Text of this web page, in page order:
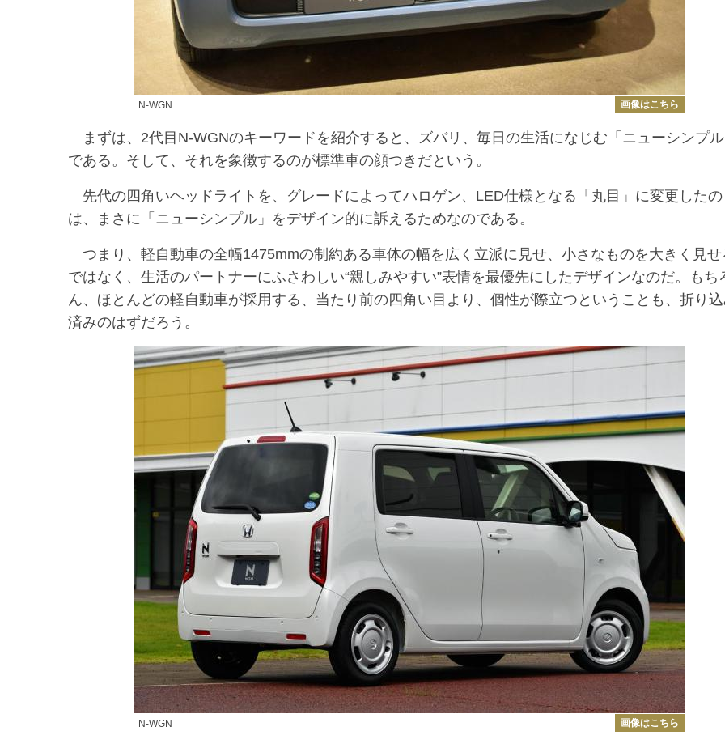
N-WGN 画像はこちら
まずは、2代目N-WGNのキーワードを紹介すると、ズバリ、毎日の生活になじむ「ニューシンプ
である。そして、それを象徴するのが標準車の顔つきだという。
先代の四角いヘッドライトを、グレードによってハロゲン、LED仕様となる「丸目」に変更したの
は、まさに「ニューシンプル」をデザイン的に訴えるためなのである。
つまり、軽自動車の全幅1475mmの制約ある車体の幅を広く立派に見せ、小さなものを大きく見せ
ではなく、生活のパートナーにふさわしい“親しみやすい”表情を最優先にしたデザインなのだ。もち
ん、ほとんどの軽自動車が採用する、当たり前の四角い目より、個性が際立つということも、折り
済みのはずだろう。
N-WGN 画像はこちら